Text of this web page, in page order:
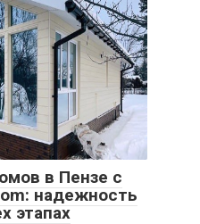
в Пензе с
надежность
этапах